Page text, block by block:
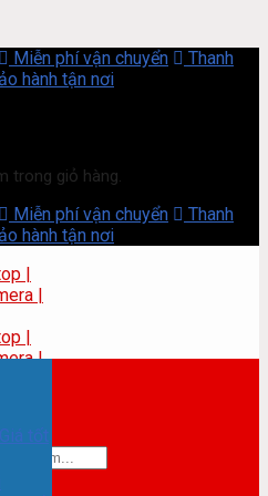
Miễn phí vận chuyển
Thanh
hành tận nơi
trong giỏ hàng.
Miễn phí vận chuyển
Thanh
hành tận nơi